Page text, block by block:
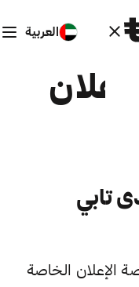
العربية
تابي
الإعلان الخاصة